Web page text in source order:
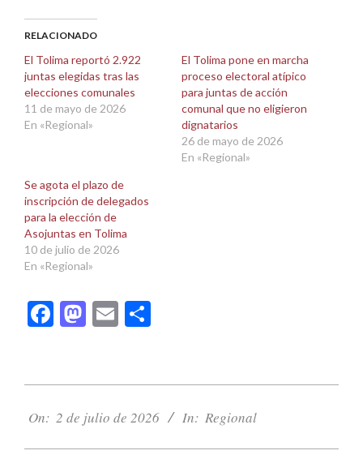
(Se
abre
una
ventana
nueva)
(Se
abre
una
ventana
nueva)
RELACIONADO
El Tolima reportó 2.922
juntas elegidas tras las
elecciones comunales
11 de mayo de 2026
En «Regional»
El Tolima pone en marcha
proceso electoral atípico
para juntas de acción
comunal que no eligieron
dignatarios
26 de mayo de 2026
En «Regional»
Se agota el plazo de
inscripción de delegados
para la elección de
Asojuntas en Tolima
10 de julio de 2026
En «Regional»
Facebook
Mastodon
Email
07-
On: 2 de julio de 2026 In: Regional